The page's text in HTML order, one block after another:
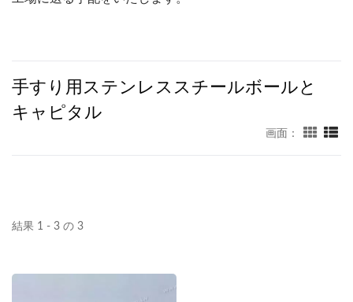
手すり用ステンレススチールボールと
キャピタル
画面：
結果 1 - 3 の 3